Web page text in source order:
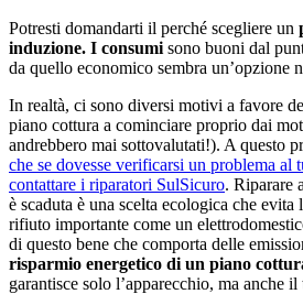
Potresti domandarti il perché scegliere un
induzione. I consumi sono buoni dal
da quello economico sembra un’opzione
In realtà, ci sono diversi motivi a favore
piano cottura a cominciare proprio dai
andrebbero mai sottovalutati!). A questo
che se dovesse verificarsi un problema al
contattare i riparatori SulSicuro. Riparare
è scaduta è una scelta ecologica che
rifiuto importante come un
di questo bene che comporta delle
risparmio energetico di un piano
garantisce solo l’apparecchio, ma anche